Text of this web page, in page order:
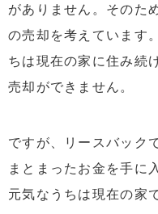
がありません。そのた
の売却を考えています
ちは現在の家に住み続
売却ができません。
ですが、リースバック
まとまったお金を手に
元気なうちは現在の家